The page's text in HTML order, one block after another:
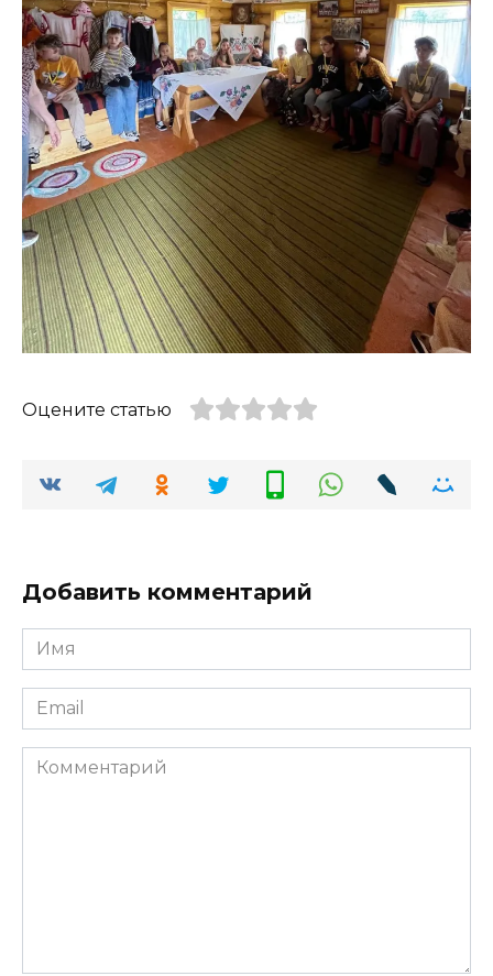
Оцените статью
Добавить комментарий
Имя
*
Email
*
Комментарий